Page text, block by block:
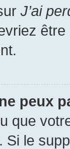
J’ai
peux
que
le